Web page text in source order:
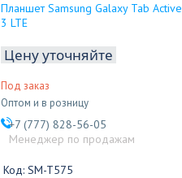
Планшет Samsung Galaxy Tab Active
3 LTE
Цену уточняйте
Под заказ
Оптом и в розницу
+7 (777) 828-56-05
Менеджер по продажам
SM-T575